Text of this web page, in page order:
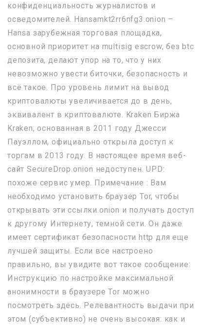
конфиденциальность журналистов и
осведомителей. Hansamkt2rr6nfg3.onion –
Hansa зарубежная торговая площадка,
основной приоритет на multisig escrow, без btc
депозита, делают упор на то, что у них
невозможно увести биточки, безопасность и
всё такое. Про уровень лимит на вывод
криптовалюты увеличивается до в день,
эквивалент в криптовалюте. Kraken Биржа
Kraken, основанная в 2011 году Джесси
Пауэллом, официально открыла доступ к
торгам в 2013 году. В настоящее время веб-
сайт SecureDrop.onion недоступен. UPD:
похоже сервис умер. Примечание : Вам
необходимо установить браузер Tor, чтобы
открывать эти ссылки.onion и получать доступ
к другому Интернету, темной сети. Он даже
имеет сертификат безопасности http для еще
лучшей защиты. Если все настроено
правильно, вы увидите вот такое сообщение:
Инструкцию по настройке максимальной
анонимности в браузере Tor можно
посмотреть здесь. Релевантность выдачи при
этом (субъективно) не очень высокая: как и